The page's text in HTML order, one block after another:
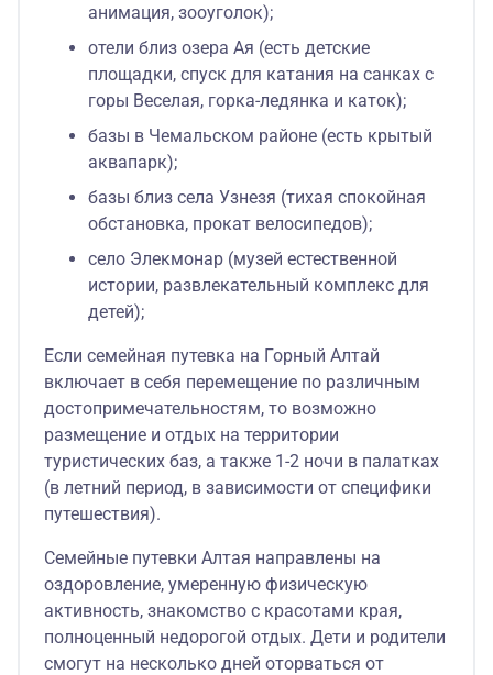
анимация, зооуголок);
отели близ озера Ая (есть детские
площадки, спуск для катания на санках с
горы Веселая, горка-ледянка и каток);
базы в Чемальском районе (есть крытый
аквапарк);
базы близ села Узнезя (тихая спокойная
обстановка, прокат велосипедов);
село Элекмонар (музей естественной
истории, развлекательный комплекс для
детей);
Если семейная путевка на Горный Алтай
включает в себя перемещение по различным
достопримечательностям, то возможно
размещение и отдых на территории
туристических баз, а также 1-2 ночи в палатках
(в летний период, в зависимости от специфики
путешествия).
Семейные путевки Алтая направлены на
оздоровление, умеренную физическую
активность, знакомство с красотами края,
полноценный недорогой отдых. Дети и родители
смогут на несколько дней оторваться от